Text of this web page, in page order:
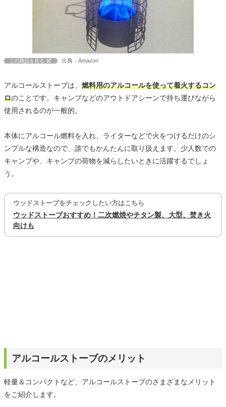
この商品を見る 出典：Amazon
アルコールストーブは、 燃料用のアルコールを使って着火するコン
ロのことです。キャンプなどのアウトドアシーンで持ち運びながら
使用されるのが一般的。
本体にアルコール燃料を入れ、ライターなどで火をつけるだけのシ
ンプルな構造なので、誰でもかんたんに取り扱えます。少人数での
キャンプや、キャンプの荷物を減らしたいときに活躍するでしょ
う。
ウッドストーブをチェックしたい方はこちら
ウッドストーブおすすめ！二次燃焼やチタン製、大型、焚き火
向けも
アルコールストーブのメリット
軽量＆コンパクトなど、アルコールストーブのさまざまなメリット
をご紹介します。